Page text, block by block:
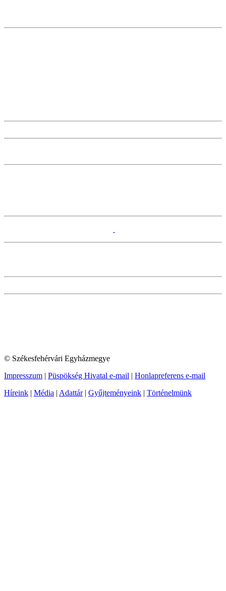
© Székesfehérvári Egyházmegye
Impresszum | Püspökség Hivatal e-mail | Honlapreferens e-mail
Híreink | Média | Adattár| Gyűjteményeink | Történelmünk